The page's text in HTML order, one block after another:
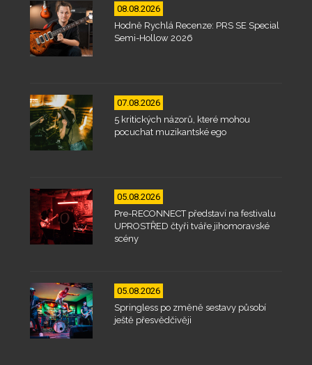
08.08.2026
Hodně Rychlá Recenze: PRS SE Special
Semi-Hollow 2026
07.08.2026
5 kritických názorů, které mohou
pocuchat muzikantské ego
05.08.2026
Pre-RECONNECT představí na festivalu
UPROSTŘED čtyři tváře jihomoravské
scény
05.08.2026
Springless po změně sestavy působí
ještě přesvědčivěji